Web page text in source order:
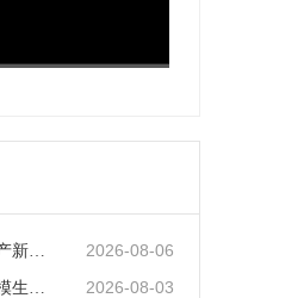
智能化迭代升级，重塑美妆灌装生产线生产新范式 2026-08-06
矿泉水灌装生产线选型指南：适配不同规模生产的核心逻辑 2026-08-03